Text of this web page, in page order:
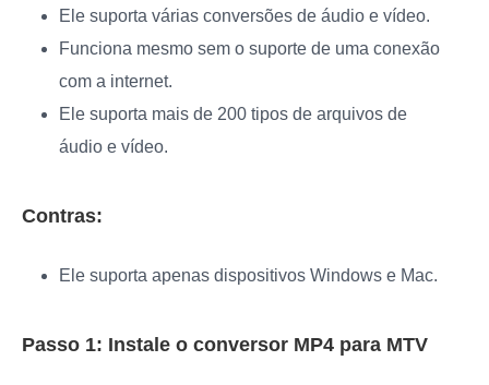
Ele suporta várias conversões de áudio e vídeo.
Funciona mesmo sem o suporte de uma conexão
com a internet.
Ele suporta mais de 200 tipos de arquivos de
áudio e vídeo.
Contras:
Ele suporta apenas dispositivos Windows e Mac.
Passo 1: Instale o conversor MP4 para MTV